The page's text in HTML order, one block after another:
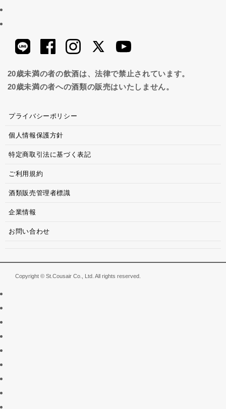
20歳未満の者の飲酒は、法律で禁止されています。
20歳未満の者への酒類の販売はいたしません。
プライバシーポリシー
個人情報保護方針
特定商取引法に基づく表記
ご利用規約
酒類販売管理者標識
企業情報
お問い合わせ
Copyright © St.Cousair Co., Ltd. All rights reserved.